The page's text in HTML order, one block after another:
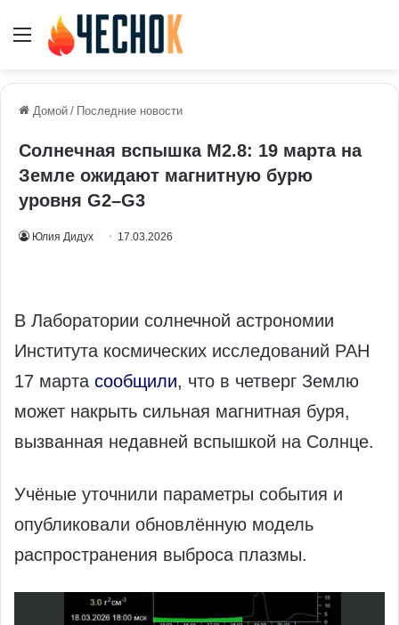
Меню
Домой / Последние новости
Солнечная вспышка М2.8: 19 марта на
Земле ожидают магнитную бурю
уровня G2–G3
Юлия Дидух 17.03.2026
В Лаборатории солнечной астрономии
Института космических исследований РАН
17 марта сообщили, что в четверг Землю
может накрыть сильная магнитная буря,
вызванная недавней вспышкой на Солнце.
Учёные уточнили параметры события и
опубликовали обновлённую модель
распространения выброса плазмы.